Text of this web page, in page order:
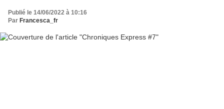
Publié le 14/06/2022 à 10:16
Par Francesca_fr